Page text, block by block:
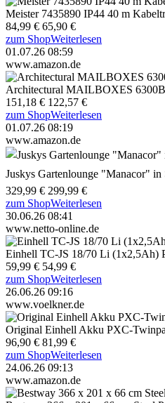
Meister 7435890 IP44 40 m
84,99 € 65,90 €
zum ShopWeiterlesen
01.07.26 08:59
www.amazon.de
Architectural MAILBOXES
151,18 € 122,57 €
zum ShopWeiterlesen
01.07.26 08:19
www.amazon.de
Juskys Gartenlounge "Manacor"
329,99 € 299,99 €
zum ShopWeiterlesen
30.06.26 08:41
www.netto-online.de
Einhell TC-JS 18/70 Li (1x2,5Ah)
59,99 € 54,99 €
zum ShopWeiterlesen
26.06.26 09:16
www.voelkner.de
Original Einhell Akku PXC-
96,90 € 81,99 €
zum ShopWeiterlesen
24.06.26 09:13
www.amazon.de